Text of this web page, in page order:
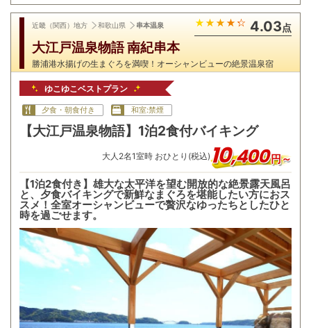
近畿（関西）地方 和歌山県 串本温泉 4.03点
大江戸温泉物語 南紀串本
勝浦港水揚げの生まぐろを満喫！オーシャンビューの絶景温泉宿
ゆこゆこベストプラン
夕食・朝食付き 和室:禁煙
【大江戸温泉物語】1泊2食付バイキング
大人 2名1室時 おひとり(税込)10,400円～
【1泊2食付き】雄大な太平洋を望む開放的な絶景露天風呂
と、夕食バイキングで新鮮なまぐろを堪能したい方におス
スメ！全室オーシャンビューで贅沢なゆったちとしたひと
時を過ごせます。